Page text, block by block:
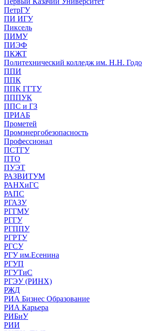
ПетрГУ
ПИ ИГУ
Пиксель
ПИМУ
ПИЭФ
ПКЖТ
Политехнический колледж им. Н.Н.
ППИ
ППК
ППК ГГТУ
ПППУК
ППС и ГЗ
ПРИАБ
Прометей
Промэнергобезопасность
Профессионал
ПСТГУ
ПТО
ПУЭТ
РАЗВИТУМ
РАНХиГС
РАПС
РГАЗУ
РГГМУ
РГГУ
РГППУ
РГРТУ
РГСУ
РГУ им.Есенина
РГУП
РГУТиС
РГЭУ (РИНХ)
РЖД
РИА Бизнес Образование
РИА Карьера
РИБиУ
РИИ